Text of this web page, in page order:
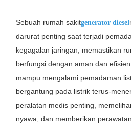
Sebuah rumah sakitgenerator diesel
darurat penting saat terjadi
kegagalan jaringan, memastikan
berfungsi dengan aman dan
mampu mengalami pemadaman
bergantung pada listrik terus-
peralatan medis penting,
nyawa, dan memberikan